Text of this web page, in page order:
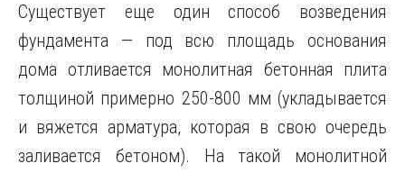
Существует еще один способ возведения
фундамента — под всю площадь основания
дома отливается монолитная бетонная плита
толщиной примерно 250-800 мм (укладывается
и вяжется арматура, которая в свою очередь
заливается бетоном). На такой монолитной